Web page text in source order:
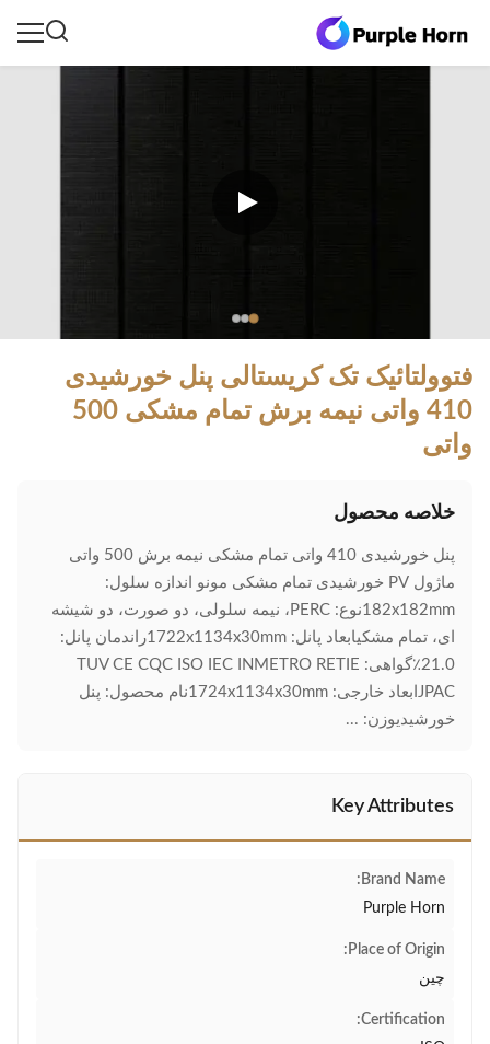
فتوولتائیک تک کریستالی پنل خورشیدی
410 واتی نیمه برش تمام مشکی 500
واتی
خلاصه محصول
پنل خورشیدی 410 واتی تمام مشکی نیمه برش 500 واتی
ماژول PV خورشیدی تمام مشکی مونو اندازه سلول:
182x182mmنوع: PERC، نیمه سلولی، دو صورت، دو شیشه
ای، تمام مشکیابعاد پانل: 1722x1134x30mmراندمان پانل:
21.0٪گواهی: TUV CE CQC ISO IEC INMETRO RETIE
JPACابعاد خارجی: 1724x1134x30mmنام محصول: پنل
خورشیدیوزن: ...
Key Attributes
Brand Name:
Purple Horn
Place of Origin:
چین
Certification: